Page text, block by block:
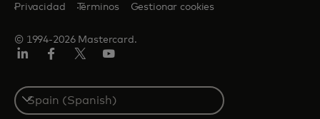
© 1994-2026 Mastercard.
Privacidad Términos Gestionar cookies
Select
a
country